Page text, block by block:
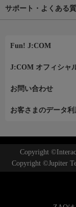
サポート・よくある
Fun! J:COM
J:COM オフィシャ
お問い合わせ
お客さまのデータ
Copyright
Copyright ©Jupiter